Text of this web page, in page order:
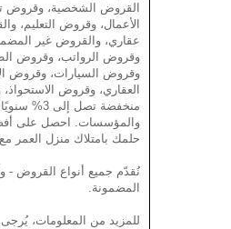
القروض الشخصية، وقروض
الأعمال، وقروض التعليم،
عقاري، والقروض غير
وقروض الرواتب، وقروض
وقروض السيارات، وقروض
العقاري، وقروض
منخفضة تصل
والمؤسسات. احصل على
حلمك بامتلاك منزل العمر
نُقدّم جميع أنواع القروض -
المضمونة.
للمزيد من المعلومات، يُرجى